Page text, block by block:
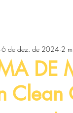
e
Artigos
DE
6 de dez. de 2024 2